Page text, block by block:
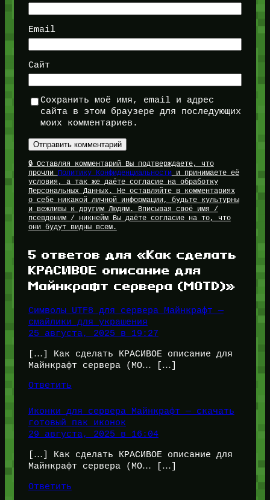
Email
Сайт
Сохранить моё имя, email и адрес
сайта в этом браузере для последующих
моих комментариев.
🔒 Оставляя комментарий Вы подтверждаете, что
прочли Политику Конфиденциальностии принимаете её
условия, а так же даёте согласие на обработку
Персональных Данных. Не оставляйте в комментариях
о себе никакой личной информации, будьте культурны
и вежливы к другим Людям. Вписывая своё имя /
псевдоним / никнейм Вы даёте согласие на то, что
они будут видны всем.
5 ответов для «Как сделать
КРАСИВОЕ описание для
Майнкрафт сервера (MOTD)»
Символы UTF8 для сервера Майнкрафт —
смайлики для украшения
25 августа, 2025 в 19:27
[…] Как сделать КРАСИВОЕ описание для
Майнкрафт сервера (MO… […]
Ответить
Иконки для сервера Майнкрафт — скачать
готовый пак иконок
29 августа, 2025 в 16:04
[…] Как сделать КРАСИВОЕ описание для
Майнкрафт сервера (MO… […]
Ответить